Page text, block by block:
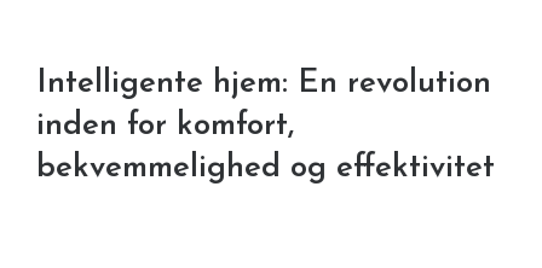
Intelligente hjem: En revolution
inden for komfort,
bekvemmelighed og effektivitet